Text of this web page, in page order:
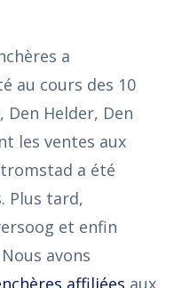
a
au cours des 10
Den Helder, Den
les ventes aux
a été
Plus tard,
et enfin
avons
affiliées aux